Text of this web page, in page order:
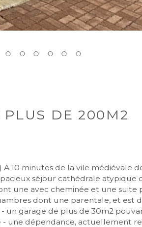
DE 200M2
séjour cathédrale atypique
une avec cheminée et une
dont une parentale, et est
garage de plus de 30m2
une dépendance, actuellement